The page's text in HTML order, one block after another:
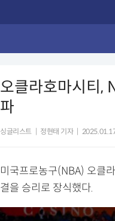
오클라호마시티,
파
싱글리스트 정현태 기자
미국프로농구(NBA) 오클
결을 승리로 장식했다.